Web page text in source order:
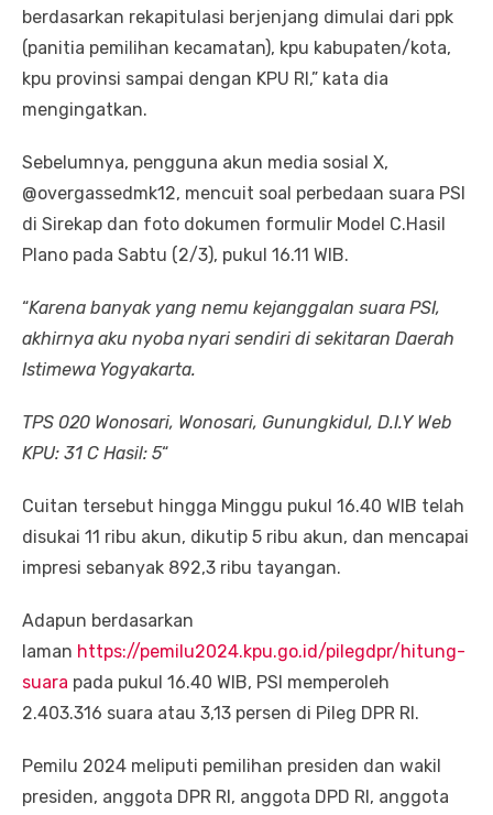
berdasarkan rekapitulasi berjenjang dimulai dari ppk
(panitia pemilihan kecamatan), kpu kabupaten/kota,
kpu provinsi sampai dengan KPU RI,” kata dia
mengingatkan.
Sebelumnya, pengguna akun media sosial X,
@overgassedmk12, mencuit soal perbedaan suara PSI
di Sirekap dan foto dokumen formulir Model C.Hasil
Plano pada Sabtu (2/3), pukul 16.11 WIB.
“Karena banyak yang nemu kejanggalan suara PSI,
akhirnya aku nyoba nyari sendiri di sekitaran Daerah
Istimewa Yogyakarta.
TPS 020 Wonosari, Wonosari, Gunungkidul, D.I.Y Web
KPU: 31 C Hasil: 5“
Cuitan tersebut hingga Minggu pukul 16.40 WIB telah
disukai 11 ribu akun, dikutip 5 ribu akun, dan mencapai
impresi sebanyak 892,3 ribu tayangan.
Adapun berdasarkan
laman https://pemilu2024.kpu.go.id/pilegdpr/hitung-
suara pada pukul 16.40 WIB, PSI memperoleh
2.403.316 suara atau 3,13 persen di Pileg DPR RI.
Pemilu 2024 meliputi pemilihan presiden dan wakil
presiden, anggota DPR RI, anggota DPD RI, anggota